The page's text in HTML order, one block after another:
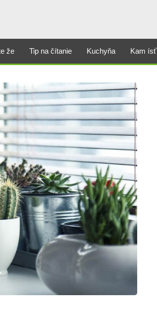
že Tip na čítanie Kuchyňa Kam ísť